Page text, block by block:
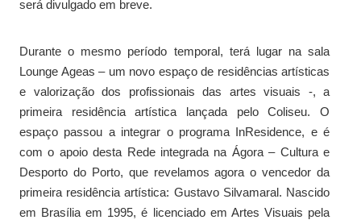
será divulgado em breve.
Durante o mesmo período temporal, terá lugar na sala
Lounge Ageas – um novo espaço de residências artísticas
e valorização dos profissionais das artes visuais -, a
primeira residência artística lançada pelo Coliseu. O
espaço passou a integrar o programa InResidence, e é
com o apoio desta Rede integrada na Ágora – Cultura e
Desporto do Porto, que revelamos agora o vencedor da
primeira residência artística: Gustavo Silvamaral. Nascido
em Brasília em 1995, é licenciado em Artes Visuais pela